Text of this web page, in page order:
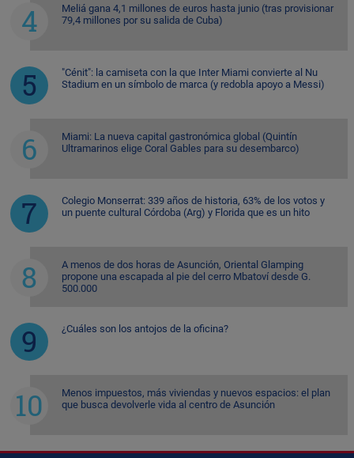
Meliá gana 4,1 millones de euros hasta junio (tras provisionar
79,4 millones por su salida de Cuba)
"Cénit": la camiseta con la que Inter Miami convierte al Nu
Stadium en un símbolo de marca (y redobla apoyo a Messi)
Miami: La nueva capital gastronómica global (Quintín
Ultramarinos elige Coral Gables para su desembarco)
Colegio Monserrat: 339 años de historia, 63% de los votos y
un puente cultural Córdoba (Arg) y Florida que es un hito
A menos de dos horas de Asunción, Oriental Glamping
propone una escapada al pie del cerro Mbatoví desde G.
500.000
¿Cuáles son los antojos de la oficina?
Menos impuestos, más viviendas y nuevos espacios: el plan
que busca devolverle vida al centro de Asunción